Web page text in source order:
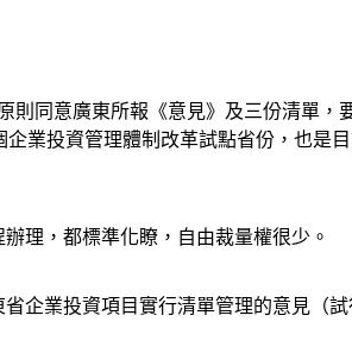
同意廣東所報《意見》及三份清單
業投資管理體制改革試點省份，也是
理，都標準化瞭，自由裁量權很少。
企業投資項目實行清單管理的意見（